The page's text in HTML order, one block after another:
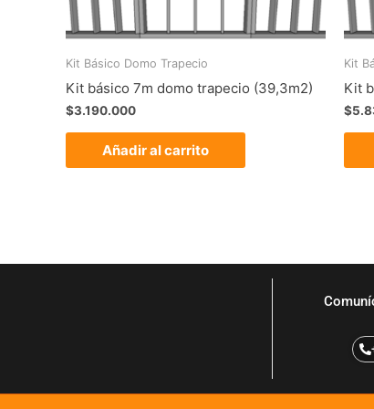
Kit Básico Domo Trapecio
Kit básico 7m domo trapecio (39,3m2)
$3.190.000
Añadir al carrito
Kit
Kit
$